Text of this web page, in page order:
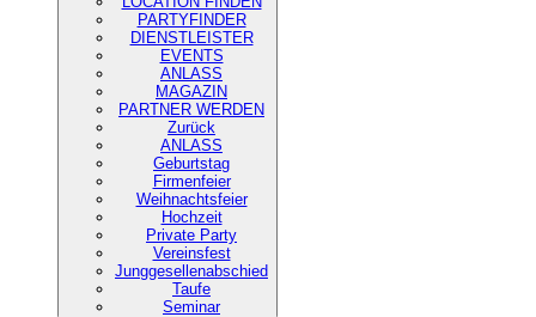
PARTYFINDER
DIENSTLEISTER
EVENTS
ANLASS
MAGAZIN
PARTNER WERDEN
Zurück
ANLASS
Geburtstag
Firmenfeier
Weihnachtsfeier
Hochzeit
Private Party
Vereinsfest
Junggesellenabschied
Taufe
Seminar